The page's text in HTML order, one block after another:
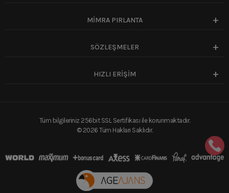
MİMRA PIRLANTA
SÖZLEŞMELER
HIZLI ERİŞİM
Tüm bilgileriniz 256bit SSL Sertifikası ile korunmaktadır.
© 2026 Tüm Hakları Saklıdır.